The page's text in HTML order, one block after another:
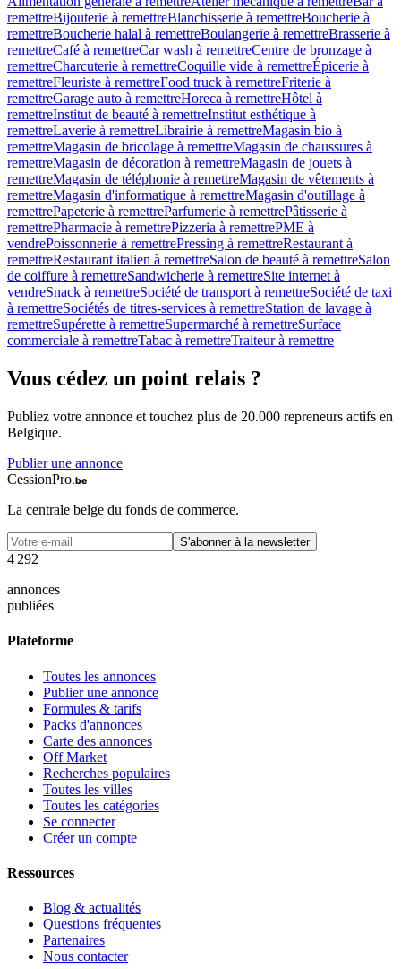
remettreBijouterie à remettreBlanchisserie à remettreBoucherie à
remettreBoucherie halal à remettreBoulangerie à remettreBrasserie à
remettreCafé à remettreCar wash à remettreCentre de bronzage à
remettreCharcuterie à remettreCoquille vide à remettreÉpicerie à
remettreFleuriste à remettreFood truck à remettreFriterie à
remettreGarage auto à remettreHoreca à remettreHôtel à
remettreInstitut de beauté à remettreInstitut esthétique à
remettreLaverie à remettreLibrairie à remettreMagasin bio à
remettreMagasin de bricolage à remettreMagasin de chaussures à
remettreMagasin de décoration à remettreMagasin de jouets à
remettreMagasin de téléphonie à remettreMagasin de vêtements à
remettreMagasin d'informatique à remettreMagasin d'outillage à
remettrePapeterie à remettreParfumerie à remettrePâtisserie à
remettrePharmacie à remettrePizzeria à remettrePME à
vendrePoissonnerie à remettrePressing à remettreRestaurant à
remettreRestaurant italien à remettreSalon de beauté à remettreSalon
de coiffure à remettreSandwicherie à remettreSite internet à
vendreSnack à remettreSociété de transport à remettreSociété de taxi
à remettreSociétés de titres-services à remettreStation de lavage à
remettreSupérette à remettreSupermarché à remettreSurface
commerciale à remettreTabac à remettreTraiteur à remettre
Vous cédez un point relais ?
Publiez votre annonce et touchez plus de 20.000 repreneurs actifs en
Belgique.
Publier une annonce
CessionPro.be
La centrale belge du fonds de commerce.
S'abonner à la newsletter
4 292
annonces
publiées
Plateforme
Toutes les annonces
Publier une annonce
Formules & tarifs
Packs d'annonces
Carte des annonces
Off Market
Recherches populaires
Toutes les villes
Toutes les catégories
Se connecter
Créer un compte
Ressources
Blog & actualités
Questions fréquentes
Partenaires
Nous contacter